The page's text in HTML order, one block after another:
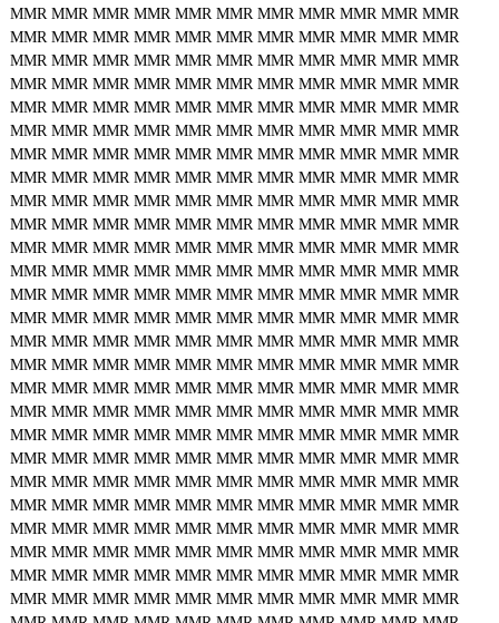
MMR MMR MMR MMR MMR MMR MMR MMR MMR MMR MMR
MMR MMR MMR MMR MMR MMR MMR MMR MMR MMR MMR
MMR MMR MMR MMR MMR MMR MMR MMR MMR MMR MMR
MMR MMR MMR MMR MMR MMR MMR MMR MMR MMR MMR
MMR MMR MMR MMR MMR MMR MMR MMR MMR MMR MMR
MMR MMR MMR MMR MMR MMR MMR MMR MMR MMR MMR
MMR MMR MMR MMR MMR MMR MMR MMR MMR MMR MMR
MMR MMR MMR MMR MMR MMR MMR MMR MMR MMR MMR
MMR MMR MMR MMR MMR MMR MMR MMR MMR MMR MMR
MMR MMR MMR MMR MMR MMR MMR MMR MMR MMR MMR
MMR MMR MMR MMR MMR MMR MMR MMR MMR MMR MMR
MMR MMR MMR MMR MMR MMR MMR MMR MMR MMR MMR
MMR MMR MMR MMR MMR MMR MMR MMR MMR MMR MMR
MMR MMR MMR MMR MMR MMR MMR MMR MMR MMR MMR
MMR MMR MMR MMR MMR MMR MMR MMR MMR MMR MMR
MMR MMR MMR MMR MMR MMR MMR MMR MMR MMR MMR
MMR MMR MMR MMR MMR MMR MMR MMR MMR MMR MMR
MMR MMR MMR MMR MMR MMR MMR MMR MMR MMR MMR
MMR MMR MMR MMR MMR MMR MMR MMR MMR MMR MMR
MMR MMR MMR MMR MMR MMR MMR MMR MMR MMR MMR
MMR MMR MMR MMR MMR MMR MMR MMR MMR MMR MMR
MMR MMR MMR MMR MMR MMR MMR MMR MMR MMR MMR
MMR MMR MMR MMR MMR MMR MMR MMR MMR MMR MMR
MMR MMR MMR MMR MMR MMR MMR MMR MMR MMR MMR
MMR MMR MMR MMR MMR MMR MMR MMR MMR MMR MMR
MMR MMR MMR MMR MMR MMR MMR MMR MMR MMR MMR